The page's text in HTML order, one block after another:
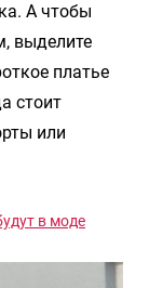
А чтобы
выделите
платье
стоит
или
в моде